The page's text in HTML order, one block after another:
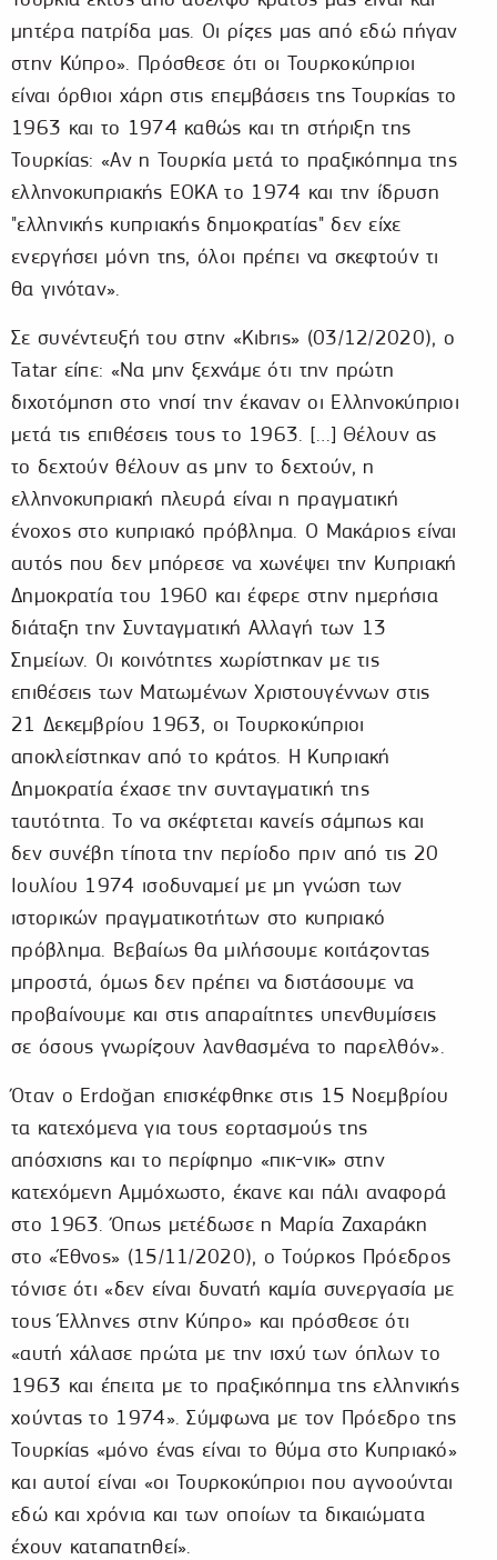
μητέρα πατρίδα μας. Οι ρίζες μας από εδώ πήγαν
στην Κύπρο». Πρόσθεσε ότι οι Τουρκοκύπριοι
είναι όρθιοι χάρη στις επεμβάσεις της Τουρκίας το
1963 και το 1974 καθώς και τη στήριξη της
Τουρκίας: «Αν η Τουρκία μετά το πραξικόπημα της
ελληνοκυπριακής ΕΟΚΑ το 1974 και την ίδρυση
"ελληνικής κυπριακής δημοκρατίας" δεν είχε
ενεργήσει μόνη της, όλοι πρέπει να σκεφτούν τι
θα γινόταν».
Σε συνέντευξή του στην «Kıbrıs» (03/12/2020), ο
Tatar είπε: «Να μην ξεχνάμε ότι την πρώτη
διχοτόμηση στο νησί την έκαναν οι Ελληνοκύπριοι
μετά τις επιθέσεις τους το 1963. […] Θέλουν ας
το δεχτούν θέλουν ας μην το δεχτούν, η
ελληνοκυπριακή πλευρά είναι η πραγματική
ένοχος στο κυπριακό πρόβλημα. Ο Μακάριος είναι
αυτός που δεν μπόρεσε να χωνέψει την Κυπριακή
Δημοκρατία του 1960 και έφερε στην ημερήσια
διάταξη την Συνταγματική Αλλαγή των 13
Σημείων. Οι κοινότητες χωρίστηκαν με τις
επιθέσεις των Ματωμένων Χριστουγέννων στις
21 Δεκεμβρίου 1963, οι Τουρκοκύπριοι
αποκλείστηκαν από το κράτος. Η Κυπριακή
Δημοκρατία έχασε την συνταγματική της
ταυτότητα. Το να σκέφτεται κανείς σάμπως και
δεν συνέβη τίποτα την περίοδο πριν από τις 20
Ιουλίου 1974 ισοδυναμεί με μη γνώση των
ιστορικών πραγματικοτήτων στο κυπριακό
πρόβλημα. Βεβαίως θα μιλήσουμε κοιτάζοντας
μπροστά, όμως δεν πρέπει να διστάσουμε να
προβαίνουμε και στις απαραίτητες υπενθυμίσεις
σε όσους γνωρίζουν λανθασμένα το παρελθόν».
Όταν ο Erdoğan επισκέφθηκε στις 15 Νοεμβρίου
τα κατεχόμενα για τους εορτασμούς της
απόσχισης και το περίφημο «πικ-νικ» στην
κατεχόμενη Αμμόχωστο, έκανε και πάλι αναφορά
στο 1963. Όπως μετέδωσε η Μαρία Ζαχαράκη
στο «Έθνος» (15/11/2020), ο Τούρκος Πρόεδρος
τόνισε ότι «δεν είναι δυνατή καμία συνεργασία με
τους Έλληνες στην Κύπρο» και πρόσθεσε ότι
«αυτή χάλασε πρώτα με την ισχύ των όπλων το
1963 και έπειτα με το πραξικόπημα της ελληνικής
χούντας το 1974». Σύμφωνα με τον Πρόεδρο της
Τουρκίας «μόνο ένας είναι το θύμα στο Κυπριακό»
και αυτοί είναι «οι Τουρκοκύπριοι που αγνοούνται
εδώ και χρόνια και των οποίων τα δικαιώματα
έχουν καταπατηθεί».